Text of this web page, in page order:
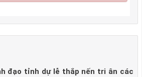
đạo tỉnh dự lễ thắp nến tri ân các